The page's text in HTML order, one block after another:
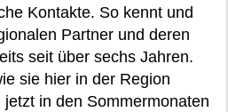
Kontakte. So kennt und
Partner und deren
seit über sechs Jahren.
sie hier in der Region
in den Sommermonaten